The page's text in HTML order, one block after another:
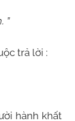
”
trả lời :
hành khất